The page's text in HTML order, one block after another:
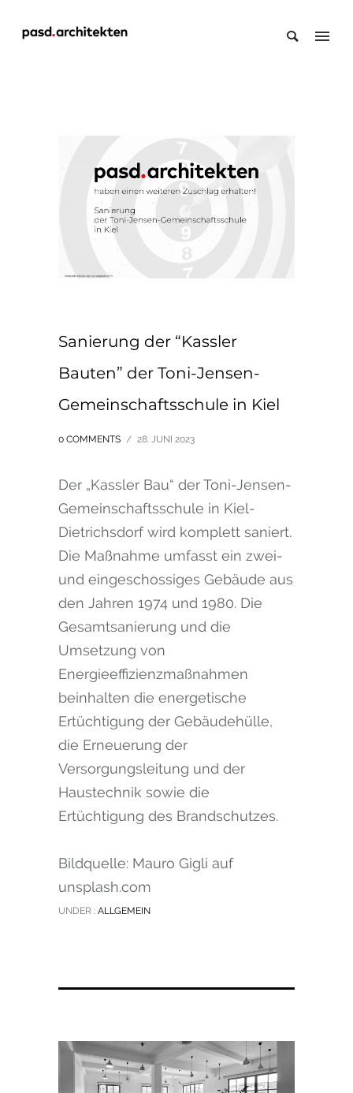
Sanierung der “Kassler
Bauten” der Toni-Jensen-
Gemeinschaftsschule in Kiel
0 COMMENTS / 28. JUNI 2023
Der „Kassler Bau“ der Toni-Jensen-
Gemeinschaftsschule in Kiel-
Dietrichsdorf wird komplett saniert.
Die Maßnahme umfasst ein zwei-
und eingeschossiges Gebäude aus
den Jahren 1974 und 1980. Die
Gesamtsanierung und die
Umsetzung von
Energieeffizienzmaßnahmen
beinhalten die energetische
Ertüchtigung der Gebäudehülle,
die Erneuerung der
Versorgungsleitung und der
Haustechnik sowie die
Ertüchtigung des Brandschutzes.
Bildquelle: Mauro Gigli auf
unsplash.com
UNDER : ALLGEMEIN